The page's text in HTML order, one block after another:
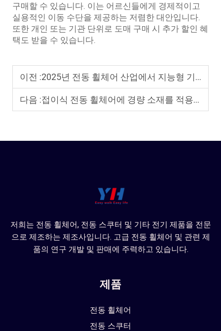
구매할 수 있습니다. 이는 어르신들에게 경제적이고
실용적인 이동 수단을 제공하는 저렴한 대안입니다.
또한 개인 또는 기관 단위로 도매 구매 시 추가 할인 혜
택도 받을 수 있습니다.
이전 :2025년 전동 휠체어 산업에서 지능형 기술과 사물인터넷(IoT) 통합의 주요 트렌드는 무엇인가?
다음 :접이식 전동 휠체어에 경량 소재를 적용하는 추세는 무엇인가요?
저희는 전동 휠체어, 전동 스쿠터 및 기타 전기 제품을 전문
으로 제조하는 제조사입니다. 고급 전동 휠체어 및 관련 제
품의 연구 개발 및 판매에 주력하고 있습니다.
제품
전동 휠체어
전동 스쿠터